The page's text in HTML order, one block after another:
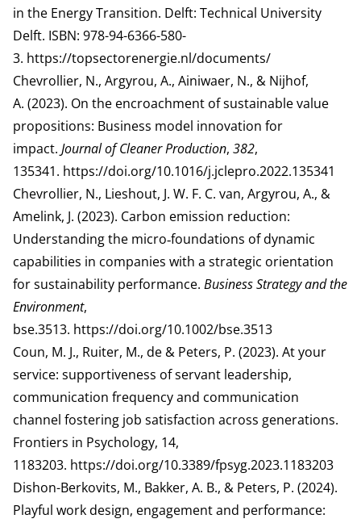
in the Energy Transition. Delft: Technical University
Delft. ISBN: 978-94-6366-580-
3. https://topsectorenergie.nl/documents/
Chevrollier, N., Argyrou, A., Ainiwaer, N., & Nijhof,
A. (2023). On the encroachment of sustainable value
propositions: Business model innovation for
impact. Journal of Cleaner Production, 382,
135341. https://doi.org/10.1016/j.jclepro.2022.135341
Chevrollier, N., Lieshout, J. W. F. C. van, Argyrou, A., &
Amelink, J. (2023). Carbon emission reduction:
Understanding the micro‐foundations of dynamic
capabilities in companies with a strategic orientation
for sustainability performance. Business Strategy and the
Environment,
bse.3513. https://doi.org/10.1002/bse.3513
Coun, M. J., Ruiter, M., de & Peters, P. (2023). At your
service: supportiveness of servant leadership,
communication frequency and communication
channel fostering job satisfaction across generations.
Frontiers in Psychology, 14,
1183203. https://doi.org/10.3389/fpsyg.2023.1183203
Dishon-Berkovits, M., Bakker, A. B., & Peters, P. (2024).
Playful work design, engagement and performance: